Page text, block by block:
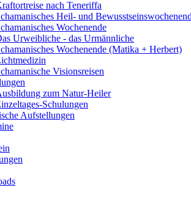
nach Teneriffa
Heil- und
Wochenende
Urweibliche - das Urmännliche
Wochenende (Matika + Herbert)
Visionsreisen
zum Natur-Heiler
Schulungen
Aufstellungen